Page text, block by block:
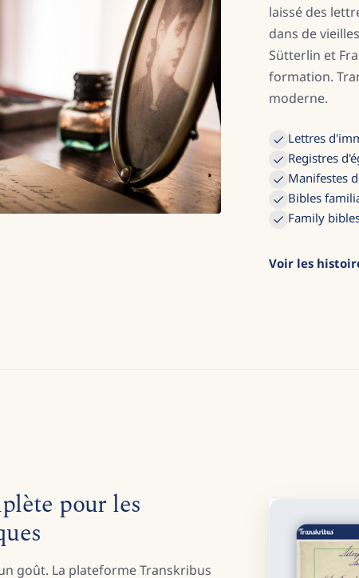
laissé des
dans de
Sütterlin et
formation.
moderne.
Lettres
Registres
Manifestes
Bibles
Family
Voir les
pour les
goût. La plateforme Transkribus